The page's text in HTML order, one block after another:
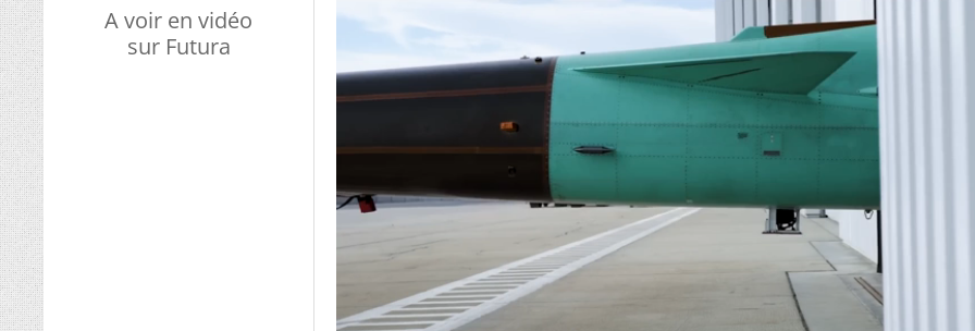
A voir en vidéo
sur Futura